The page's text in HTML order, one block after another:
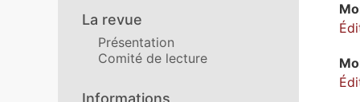
La revue
Présentation
Comité de lecture
Informations